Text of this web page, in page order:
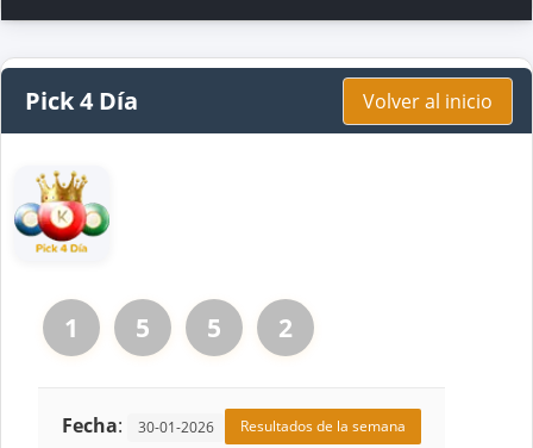
Pick 4 Día Volver al inicio
1 5 5 2
Fecha: 30-01-2026 Resultados de la semana